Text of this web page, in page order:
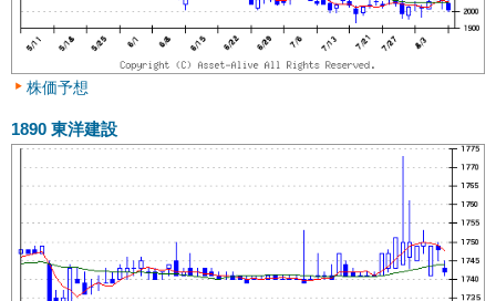
株価予想
1890 東洋建設